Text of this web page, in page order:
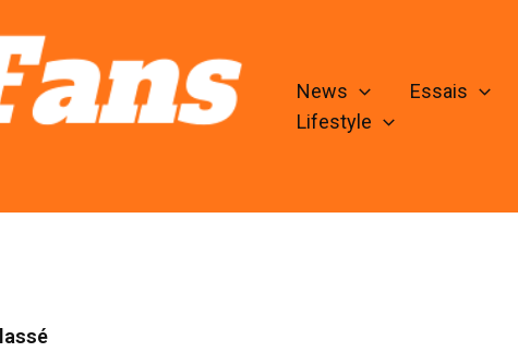
News Essais
Lifestyle